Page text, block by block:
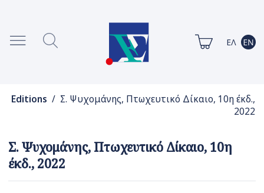
Editions / Σ. Ψυχομάνης, Πτωχευτικό Δίκαιο, 10η έκδ.,
2022
Σ. Ψυχομάνης, Πτωχευτικό Δίκαιο, 10η
έκδ., 2022